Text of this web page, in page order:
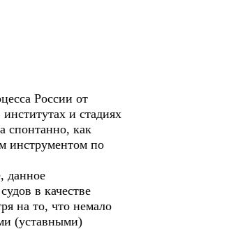
России от
и стадиях
спонтанно, как
инструментом по
данное
в качестве
на то, что немало
(уставными)